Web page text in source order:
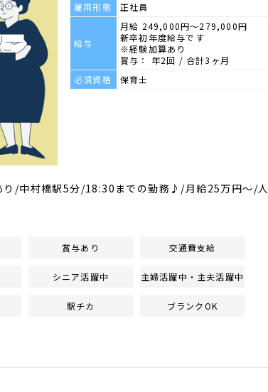
雇用形態
正社員
給与
月給 249,000円～279,000円
新卒初年度給与です
※経験加算あり
賞与： 年2回 / 合計3ヶ月
必須資格
保育士
り/中村橋駅5分/18:30までの勤務♪/月給25万円～/人
賞与あり 交通費支給
シニア活躍中 主婦活躍中・主夫活躍中
駅チカ ブランクOK